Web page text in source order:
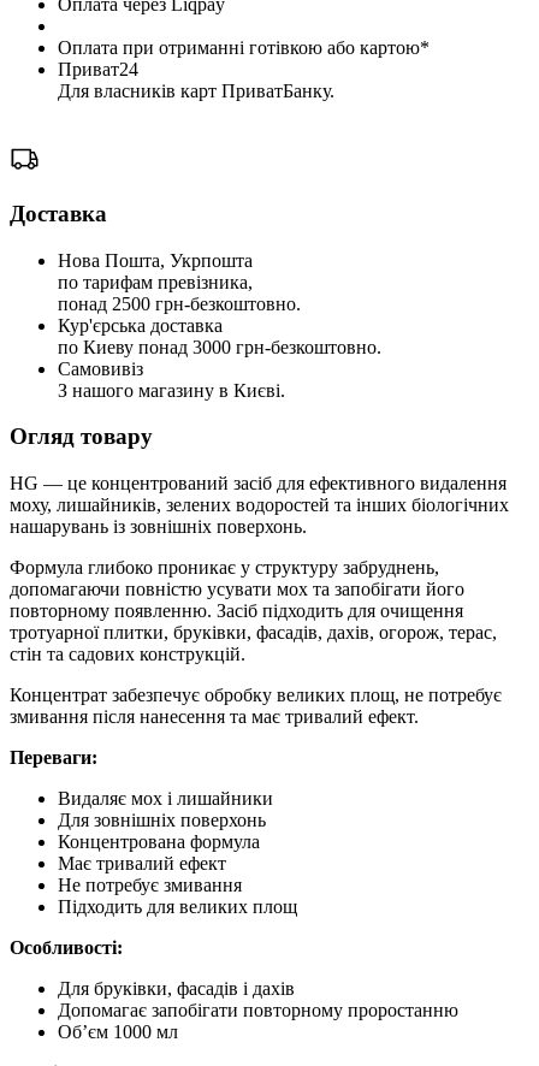
Оплата через Liqpay
Оплата при отриманні готівкою або картою*
Приват24
Для власників карт ПриватБанку.
Доставка
Нова Пошта, Укрпошта
по тарифам превізника,
понад 2500 грн-безкоштовно.
Кур'єрська доставка
по Киеву понад 3000 грн-безкоштовно.
Самовивіз
З нашого магазину в Києві.
Огляд товару
HG — це концентрований засіб для ефективного видалення
моху, лишайників, зелених водоростей та інших біологічних
нашарувань із зовнішніх поверхонь.
Формула глибоко проникає у структуру забруднень,
допомагаючи повністю усувати мох та запобігати його
повторному появленню. Засіб підходить для очищення
тротуарної плитки, бруківки, фасадів, дахів, огорож, терас,
стін та садових конструкцій.
Концентрат забезпечує обробку великих площ, не потребує
змивання після нанесення та має тривалий ефект.
Переваги:
Видаляє мох і лишайники
Для зовнішніх поверхонь
Концентрована формула
Має тривалий ефект
Не потребує змивання
Підходить для великих площ
Особливості:
Для бруківки, фасадів і дахів
Допомагає запобігати повторному проростанню
Об’єм 1000 мл